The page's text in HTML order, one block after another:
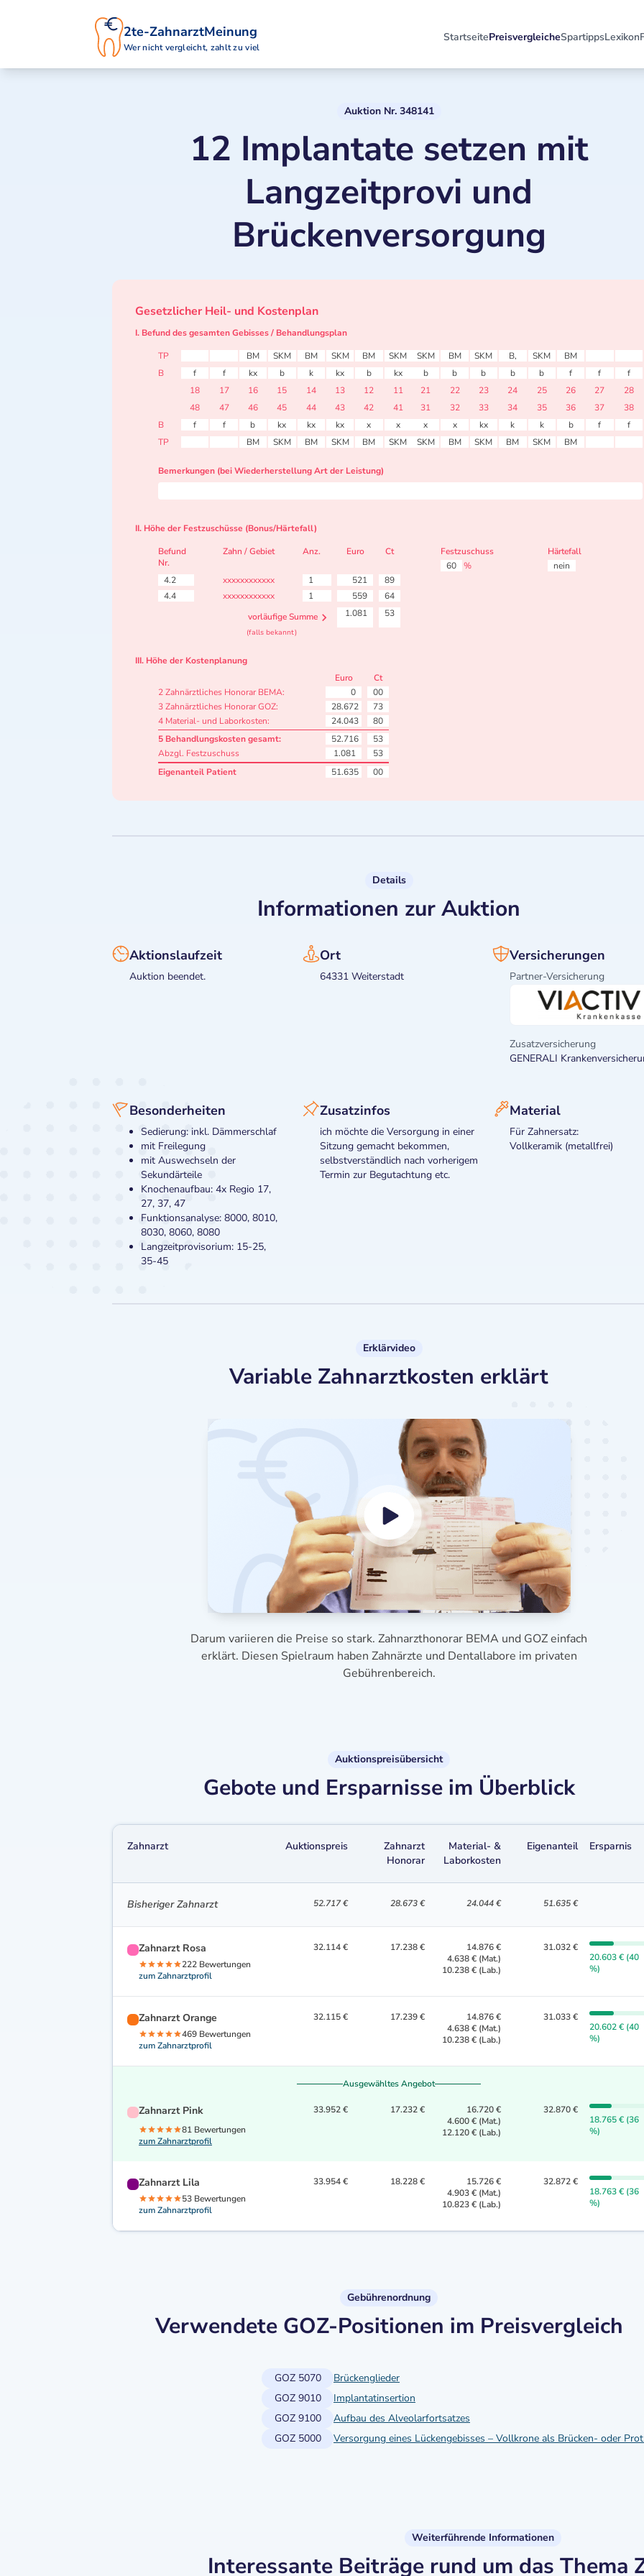
2te-ZahnarztMeinung
Wer nicht vergleicht, zahlt zu viel
StartseitePreisvergleicheSpartippsLexikon
Auktion Nr. 348141
12 Implantate setzen mit
Langzeitprovi und
Brückenversorgung
Gesetzlicher Heil- und Kostenplan
I. Befund des gesamten Gebisses / Behandlungsplan
TP
BM SKM BM SKM BM SKM SKM BM SKM B, SKM
BM
B
f f kx b k kx b kx b b b b b f f
f
18
17 16 15 14 13 12 11 21 22 23 24 25 26 27
28
48
47 46 45 44 43 42 41 31 32 33 34 35 36 37
38
B
f f b kx kx kx x x x x kx k k b f
f
TP
BM SKM BM SKM BM SKM SKM BM SKM BM SKM BM
Bemerkungen (bei Wiederherstellung Art der Leistung)
II. Höhe der Festzuschüsse (Bonus/Härtefall)
Befund
Nr.
Zahn / Gebiet Anz. Euro Ct
4.2 xxxxxxxxxxxx 1 521
89
4.4
xxxxxxxxxxxx 1 559
64
vorläufige Summe
1.081 53
(falls bekannt)
Festzuschuss
60
%
Härtefall
nein
III. Höhe der Kostenplanung
Euro
Ct
2 Zahnärztliches Honorar BEMA:
0
00
3 Zahnärztliches Honorar GOZ:
28.672
73
4 Material- und Laborkosten:
24.043
80
5 Behandlungskosten gesamt:
52.716
53
Abzgl. Festzuschuss
1.081
53
Eigenanteil Patient
51.635 00
Details
Informationen zur Auktion
Aktionslaufzeit
Auktion beendet.
Ort
64331 Weiterstadt
Versicherungen
Partner-Versicherung
Zusatzversicherung
GENERALI
Besonderheiten
Sedierung: inkl. Dämmerschlaf
mit Freilegung
mit Auswechseln der
Sekundärteile
Knochenaufbau: 4x Regio 17,
27, 37, 47
Funktionsanalyse: 8000, 8010,
8030, 8060, 8080
Langzeitprovisorium: 15-25,
35-45
Zusatzinfos
ich möchte die Versorgung in einer
Sitzung gemacht bekommen,
selbstverständlich nach vorherigem
Termin zur Begutachtung etc.
Material
Für Zahnersatz:
Vollkeramik (metallfrei)
Erklärvideo
Variable Zahnarztkosten erklärt
Darum variieren die Preise so stark. Zahnarzthonorar BEMA und GOZ einfach
erklärt. Diesen Spielraum haben Zahnärzte und Dentallabore im privaten
Gebührenbereich.
Auktionspreisübersicht
Gebote und Ersparnisse im Überblick
Zahnarzt Auktionspreis
Zahnarzt
Honorar
Material- &
Laborkosten
Eigenanteil Ersparnis
Bisheriger Zahnarzt 52.717 € 28.673 € 24.044 € 51.635 €
Zahnarzt Rosa
222 Bewertungen
zum Zahnarztprofil
32.114 € 17.238 €
14.876 €
4.638 € (Mat.)
10.238 € (Lab.)
31.032 €
20.603 € (40
%)
Zahnarzt Orange
469 Bewertungen
zum Zahnarztprofil
32.115 € 17.239 €
14.876 €
4.638 € (Mat.)
10.238 € (Lab.)
31.033 €
20.602 € (40
%)
Ausgewähltes Angebot
Zahnarzt Pink
81 Bewertungen
zum Zahnarztprofil
33.952 € 17.232 €
16.720 €
4.600 € (Mat.)
12.120 € (Lab.)
32.870 €
18.765 € (36
%)
Zahnarzt Lila
53 Bewertungen
zum Zahnarztprofil
33.954 € 18.228 €
15.726 €
4.903 € (Mat.)
10.823 € (Lab.)
32.872 €
18.763 € (36
%)
Gebührenordnung
Verwendete GOZ-Positionen im Preisvergleich
GOZ 5070
Brückenglieder
GOZ 9010
Implantatinsertion
GOZ 9100
Aufbau des Alveolarfortsatzes
GOZ 5000
Weiterführende Informationen
Interessante Beiträge rund um das Thema